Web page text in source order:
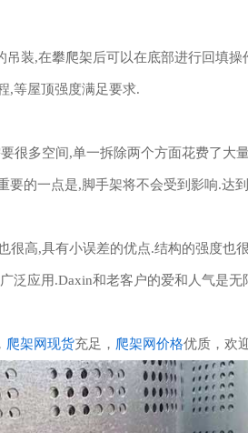
装,在攀爬架后可以在底部进行回填
,等屋顶强度满足要求.
很多空间,单一拆除两个方面花费了大
要的一点是,脚手架将不会受到影响.达
高,具有小误差的优点.结构的强度也
泛应用.Daxin和老客户的爱和人气是无
爬架网现货充足， 爬架网价格优质，欢